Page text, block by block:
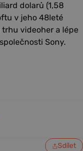
dolarů (1,58
v jeho 48leté
videoher a lépe
Sony.
Sdílet